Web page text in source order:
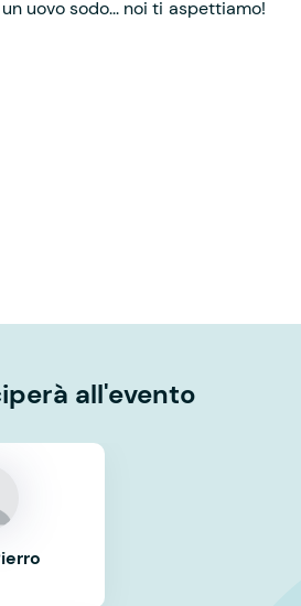
uovo sodo... noi ti aspettiamo!
all'evento